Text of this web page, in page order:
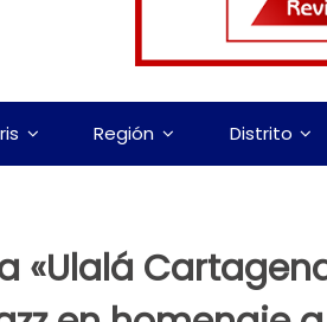
Región Distrito
«Ulalá